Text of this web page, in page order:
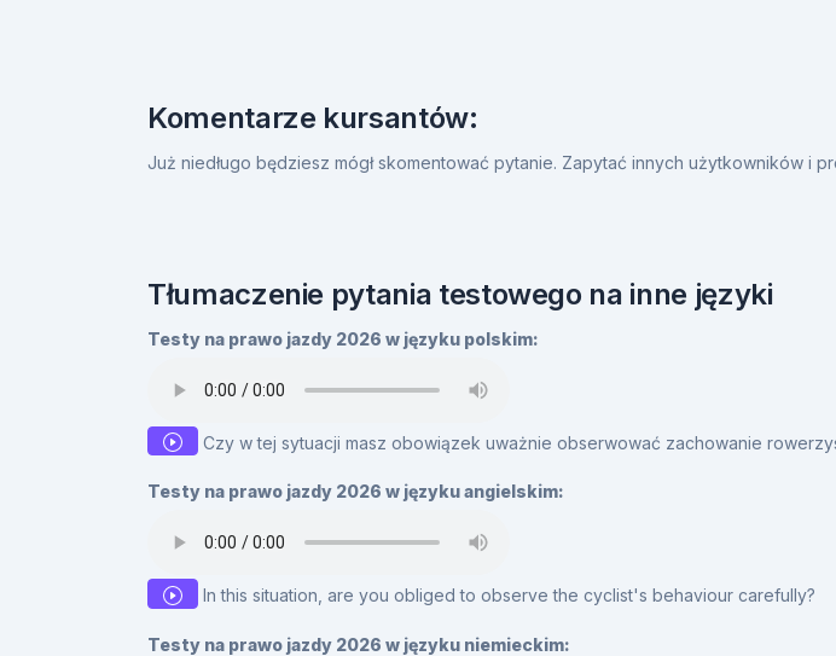
Komentarze kursantów:
Już niedługo będziesz mógł skomentować pytanie. Zapytać innych użytkowników i
Tłumaczenie pytania testowego na inne języki
Testy na prawo jazdy 2026 w języku polskim:
Czy w tej sytuacji masz obowiązek uważnie obserwować zachowanie
Testy na prawo jazdy 2026 w języku angielskim:
In this situation, are you obliged to observe the cyclist's behaviour carefully?
Testy na prawo jazdy 2026 w języku niemieckim: